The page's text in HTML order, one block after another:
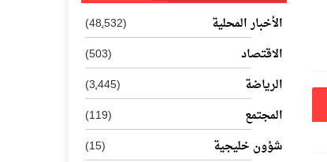
الأخبار المحلية
(48٬532)
الاقتصاد
(503)
الرياضة
(3٬445)
المجتمع
(119)
شؤون خليجية
(15)